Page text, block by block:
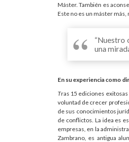
Máster. También es
Este no es un máster
“Nuestro
una
En su experiencia como
Tras 15 ediciones
voluntad de crecer
de sus conocimientos
de conflictos. La idea es
empresas, en la
Zambrano, es antigua